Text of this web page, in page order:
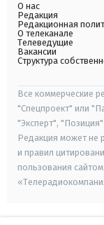
О нас
Редакция
Редакционная
О телеканале
Телеведущие
Вакансии
Структура
Все коммерческие
"Спецпроект" или
"Эксперт",
Редакция может не
и правил
пользования